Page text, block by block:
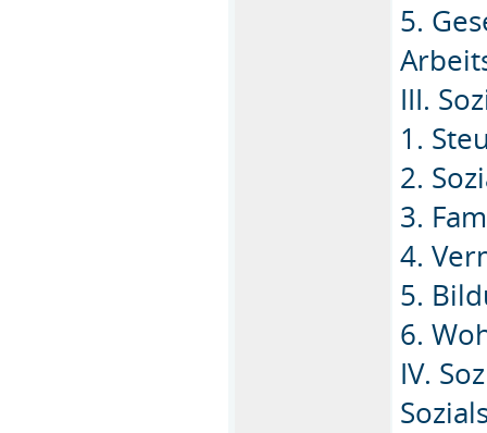
5.
III.
1.
2.
3.
4.
5.
6.
IV.